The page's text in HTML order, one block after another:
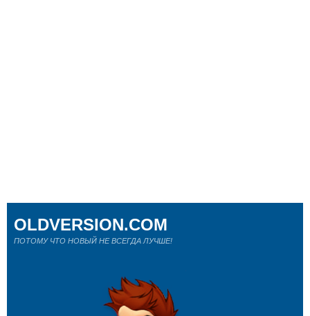
OLDVERSION.COM
ПОТОМУ ЧТО НОВЫЙ НЕ ВСЕГДА ЛУЧШЕ!